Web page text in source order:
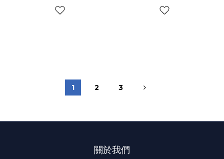
1 2 3
關於我們